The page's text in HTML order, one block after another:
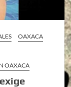
OAXACA
OAXACA